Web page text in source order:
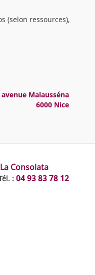
(selon ressources),
avenue Malausséna
6000 Nice
Consolata
: 04 93 83 78 12